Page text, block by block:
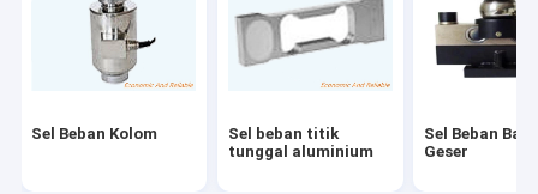
Printer Inkjet TIJ
Sel Beban Kolom
Sel beban titik
tunggal aluminium
Sel Beban
Geser